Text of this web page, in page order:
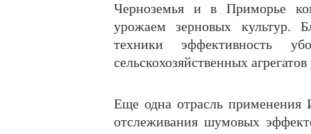
Черноземья и в Приморье
урожаем зерновых культур.
техники эффективность
сельскохозяйственных
Еще одна отрасль применения
отслеживания шумовых